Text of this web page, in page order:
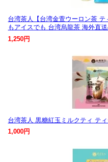
台湾茶人【台湾金萱ウーロン茶
もアイスでも 台湾烏龍茶 海外直
1,250円
台湾茶人 黒糖紅玉ミルクティ テ
1,000円